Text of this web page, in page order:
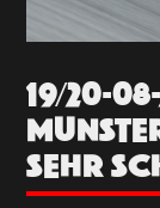
19/20-
SEHR